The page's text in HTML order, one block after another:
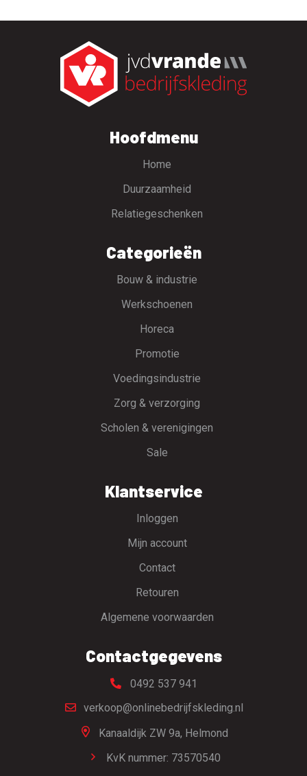
Hoofdmenu
Home
Duurzaamheid
Relatiegeschenken
Categorieën
Bouw & industrie
Werkschoenen
Horeca
Promotie
Voedingsindustrie
Zorg & verzorging
Scholen & verenigingen
Sale
Klantservice
Inloggen
Mijn account
Contact
Retouren
Algemene voorwaarden
Contactgegevens
0492 537 941
verkoop@onlinebedrijfskleding.nl
Kanaaldijk ZW 9a, Helmond
KvK nummer: 73570540